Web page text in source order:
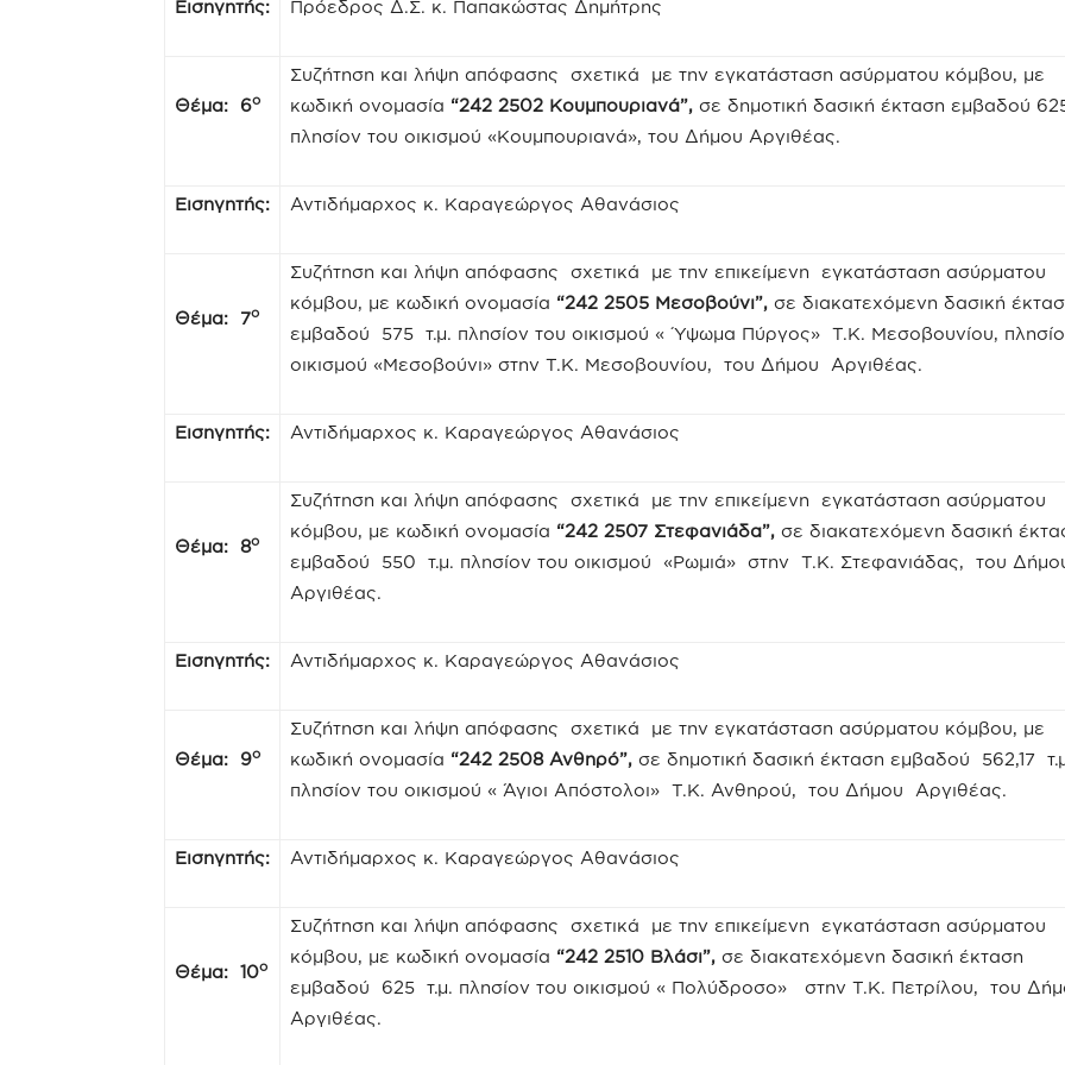
Εισηγητής: Πρόεδρος Δ.Σ. κ. Παπακώστας Δημήτρης
Θέμα: 6ο
Συζήτηση και λήψη απόφασης σχετικά με την εγκατάσταση ασύρματου κόμβου, με
κωδική ονομασία “242 2502 Κουμπουριανά”, σε δημοτική δασική έκταση εμβαδού
πλησίον του οικισμού «Κουμπουριανά», του Δήμου Αργιθέας.
Εισηγητής: Αντιδήμαρχος κ. Καραγεώργος Αθανάσιος
Θέμα: 7ο
Συζήτηση και λήψη απόφασης σχετικά με την επικείμενη εγκατάσταση ασύρματου
κόμβου, με κωδική ονομασία “242 2505 Μεσοβούνι”, σε διακατεχόμενη δασική
εμβαδού 575 τ.μ. πλησίον του οικισμού « Ύψωμα Πύργος» Τ.Κ. Μεσοβουνίου,
οικισμού «Μεσοβούνι» στην Τ.Κ. Μεσοβουνίου, του Δήμου Αργιθέας.
Εισηγητής: Αντιδήμαρχος κ. Καραγεώργος Αθανάσιος
Θέμα: 8ο
Συζήτηση και λήψη απόφασης σχετικά με την επικείμενη εγκατάσταση ασύρματου
κόμβου, με κωδική ονομασία “242 2507 Στεφανιάδα”, σε διακατεχόμενη δασική
εμβαδού 550 τ.μ. πλησίον του οικισμού «Ρωμιά» στην Τ.Κ. Στεφανιάδας, του
Αργιθέας.
Εισηγητής: Αντιδήμαρχος κ. Καραγεώργος Αθανάσιος
Θέμα: 9ο
Συζήτηση και λήψη απόφασης σχετικά με την εγκατάσταση ασύρματου κόμβου, με
κωδική ονομασία “242 2508 Ανθηρό”, σε δημοτική δασική έκταση εμβαδού 562,17
πλησίον του οικισμού « Άγιοι Απόστολοι» Τ.Κ. Ανθηρού, του Δήμου Αργιθέας.
Εισηγητής: Αντιδήμαρχος κ. Καραγεώργος Αθανάσιος
Θέμα: 10ο
Συζήτηση και λήψη απόφασης σχετικά με την επικείμενη εγκατάσταση ασύρματου
κόμβου, με κωδική ονομασία “242 2510 Βλάσι”, σε διακατεχόμενη δασική έκταση
εμβαδού 625 τ.μ. πλησίον του οικισμού « Πολύδροσο» στην Τ.Κ. Πετρίλου, του
Αργιθέας.